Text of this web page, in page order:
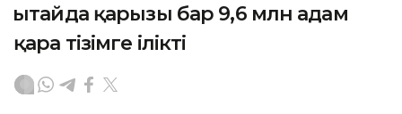
Қытайда қарызы бар 9,6 млн адам
қара тізімге ілікті